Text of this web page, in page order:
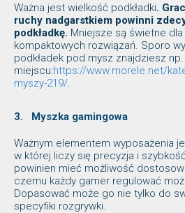
Ważna jest wielkość podkładki.
ruchy nadgarstkiem powinni
podkładkę. Mniejsze są świetne
kompaktowych rozwiązań. Sporo
podkładek pod mysz znajdziesz
miejscu:https://www.morele.net/
myszy-219/.
3. Myszka gamingowa
Ważnym elementem wyposażenia
w której liczy się precyzja i
powinien mieć możliwość
czemu każdy gamer regulować
Dopasować może go nie tylko do
specyfiki rozgrywki.